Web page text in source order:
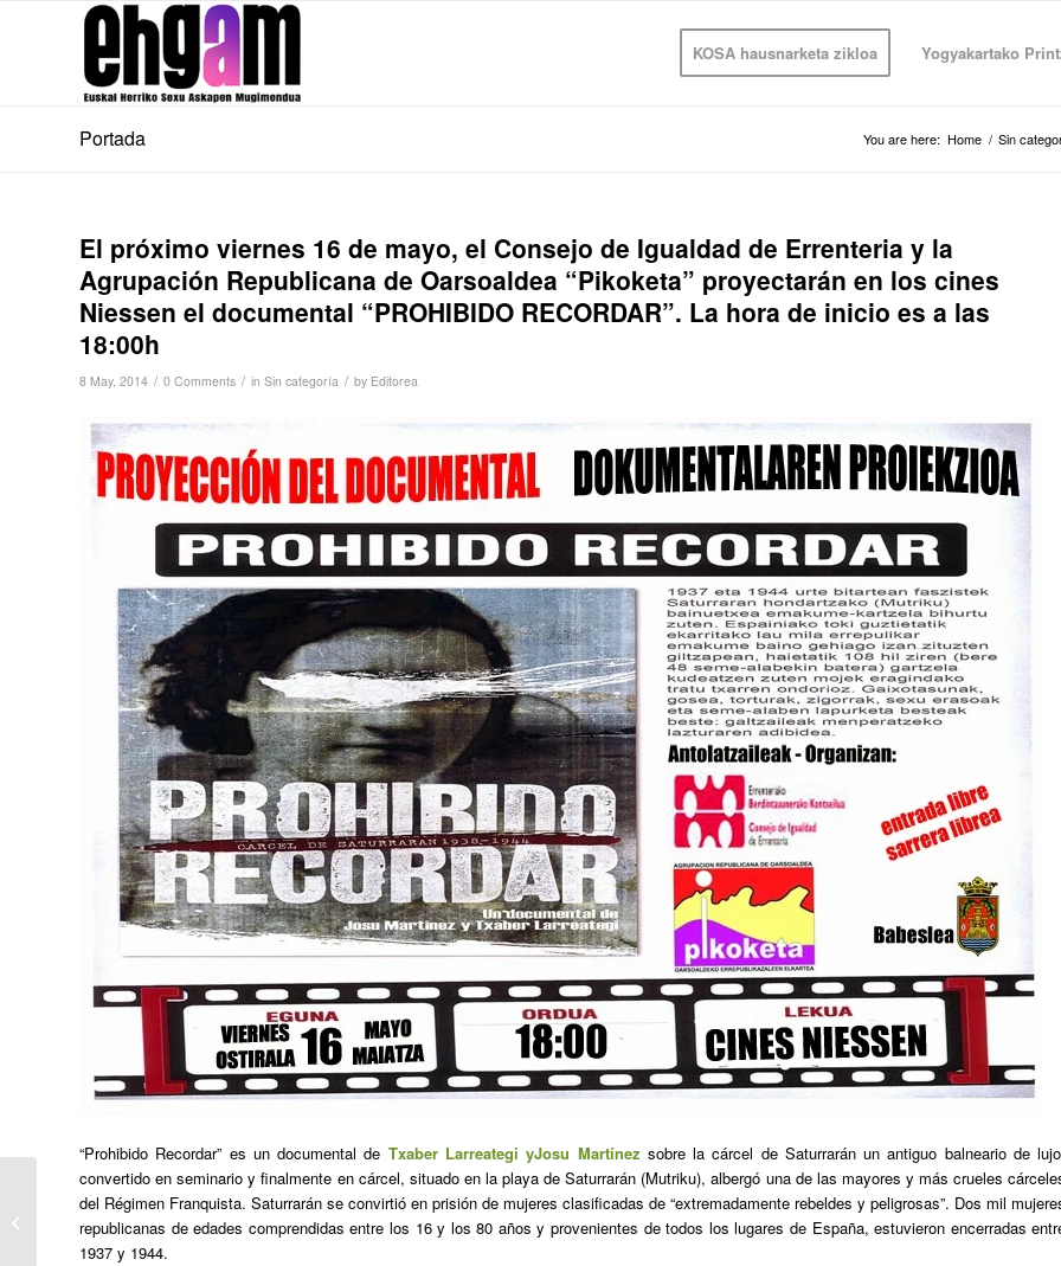
KOSA hausnarketa zikloa Yogyakartako
Portada You are here: Home / Sin
El próximo viernes 16 de mayo, el Consejo de Igualdad de Errenteria y la
Agrupación Republicana de Oarsoaldea “Pikoketa” proyectarán en los cines
Niessen el documental “PROHIBIDO RECORDAR”. La hora de inicio es a las
18:00h
8 May, 2014 / 0 Comments / in Sin categoría / by Editorea
“Prohibido Recordar” es un documental de Txaber Larreategi yJosu Martínez sobre la cárcel de Saturrarán un antiguo balneario de
convertido en seminario y finalmente en cárcel, situado en la playa de Saturrarán (Mutriku), albergó una de las mayores y más crueles
del Régimen Franquista. Saturrarán se convirtió en prisión de mujeres clasificadas de “extremadamente rebeldes y peligrosas”. Dos mil
republicanas de edades comprendidas entre los 16 y los 80 años y provenientes de todos los lugares de España, estuvieron encerradas
1937 y 1944.
Errepublika garaiko emakumeak /
mujeres en la República